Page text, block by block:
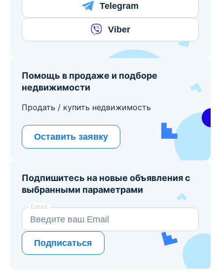
Telegram
Viber
Помощь в продаже и подборе
недвижимости
Продать / купить недвижимость
Оставить заявку
Подпишитесь на новые объявления с
выбранными параметрами
Email
Подписаться